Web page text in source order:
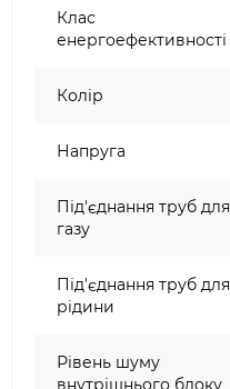
Клас
енергоефективності
Колір
Напруга
Під'єднання труб для
газу
Під'єднання труб для
рідини
Рівень шуму
внутрішнього блоку